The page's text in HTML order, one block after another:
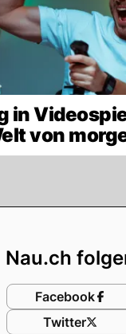
in
von
Nau.ch
Facebook
Twitter